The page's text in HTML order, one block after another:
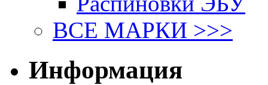
ВСЕ МАРКИ >>>
Информация